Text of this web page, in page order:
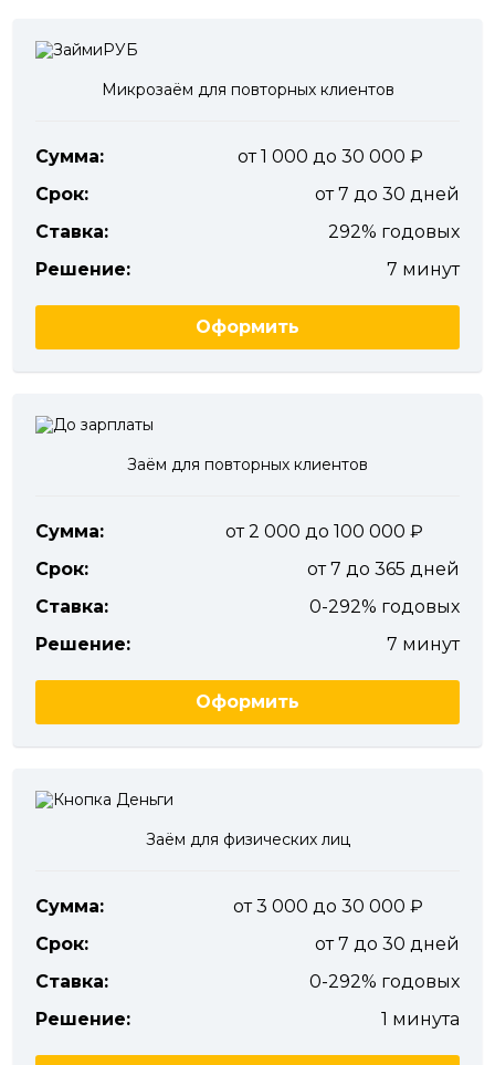
Микрозаём для повторных клиентов
Сумма:
от 1 000 до 30 000
Срок:
от 7 до 30 дней
Ставка:
292% годовых
Решение:
7 минут
Оформить
Заём для повторных клиентов
Сумма:
от 2 000 до 100 000
Срок:
от 7 до 365 дней
Ставка:
0-292% годовых
Решение:
7 минут
Оформить
Заём для физических лиц
Сумма:
от 3 000 до 30 000
Срок:
от 7 до 30 дней
Ставка:
0-292% годовых
Решение:
1 минута